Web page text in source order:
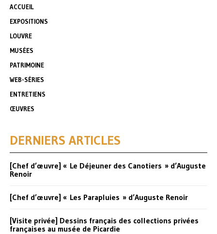
ACCUEIL
EXPOSITIONS
LOUVRE
MUSÉES
PATRIMOINE
WEB-SÉRIES
ENTRETIENS
ŒUVRES
DERNIERS ARTICLES
[Chef d’œuvre] « Le Déjeuner des Canotiers » d’Auguste
Renoir
[Chef d’œuvre] « Les Parapluies » d’Auguste Renoir
[Visite privée] Dessins français des collections privées
françaises au musée de Picardie